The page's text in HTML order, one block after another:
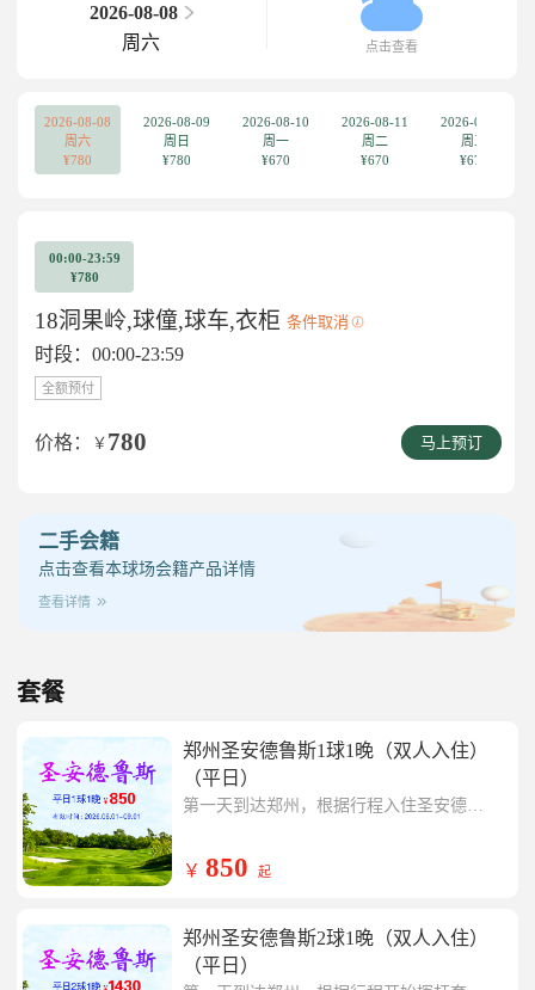
2026-08-08
周六
点击查看
2026-08-08
周六
¥780
2026-08-09
周日
¥780
2026-08-10
周一
¥670
2026-08-11
周二
¥670
2026-08-12
周三
¥670
00:00-23:59
¥780
18洞果岭,球僮,球车,衣柜 条件取消
时段：00:00-23:59
全额预付
价格： ￥ 780 马上预订
二手会籍
点击查看本球场会籍产品详情
查看详情
套餐
郑州圣安德鲁斯1球1晚（双人入住）
（平日）
第一天到达郑州，根据行程入住圣安德鲁
￥ 850 起
郑州圣安德鲁斯2球1晚（双人入住）
（平日）